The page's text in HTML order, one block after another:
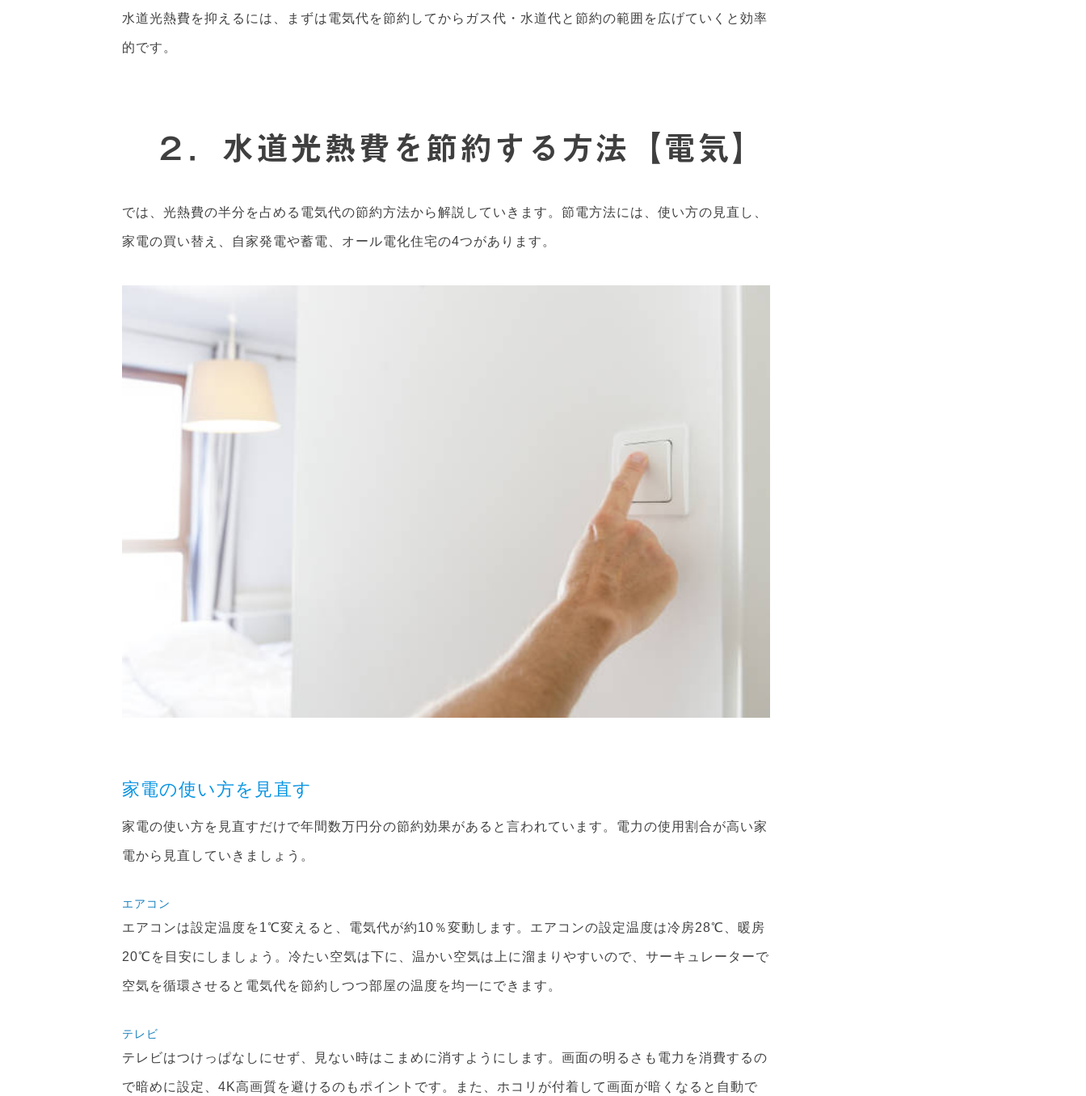
水道光熱費を抑えるには、まずは電気代を節約してからガス代・水道代と節約の範囲を広げていくと効率
的です。
２．水道光熱費を節約する方法【電気】
では、光熱費の半分を占める電気代の節約方法から解説していきます。節電方法には、使い方の見直し、
家電の買い替え、自家発電や蓄電、オール電化住宅の4つがあります。
家電の使い方を見直す
家電の使い方を見直すだけで年間数万円分の節約効果があると言われています。電力の使用割合が高い家
電から見直していきましょう。
エアコン
エアコンは設定温度を1℃変えると、電気代が約10％変動します。エアコンの設定温度は冷房28℃、暖房
20℃を目安にしましょう。冷たい空気は下に、温かい空気は上に溜まりやすいので、サーキュレーターで
空気を循環させると電気代を節約しつつ部屋の温度を均一にできます。
テレビ
テレビはつけっぱなしにせず、見ない時はこまめに消すようにします。画面の明るさも電力を消費するの
で暗めに設定、4K高画質を避けるのもポイントです。また、ホコリが付着して画面が暗くなると自動で